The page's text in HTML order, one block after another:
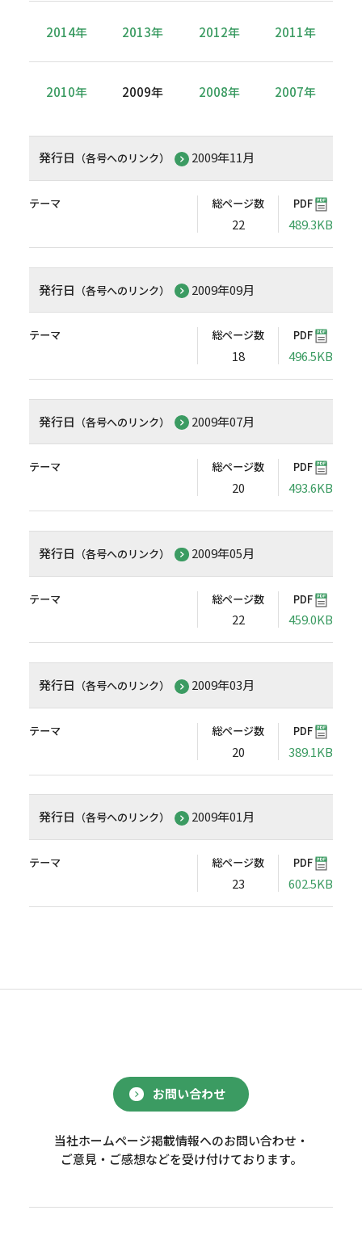
2014年 2013年 2012年 2011年
2010年 2009年 2008年 2007年
発行日 （各号へのリンク） 2009年11月
テーマ 総ページ数
22
PDF
489.3KB
発行日 （各号へのリンク） 2009年09月
テーマ 総ページ数
18
PDF
496.5KB
発行日 （各号へのリンク） 2009年07月
テーマ 総ページ数
20
PDF
493.6KB
発行日 （各号へのリンク） 2009年05月
テーマ 総ページ数
22
PDF
459.0KB
発行日 （各号へのリンク） 2009年03月
テーマ 総ページ数
20
PDF
389.1KB
発行日 （各号へのリンク） 2009年01月
テーマ 総ページ数
23
PDF
602.5KB
お問い合わせ
当社ホームページ掲載情報へのお問い合わせ・
ご意見・ご感想などを受け付けております。